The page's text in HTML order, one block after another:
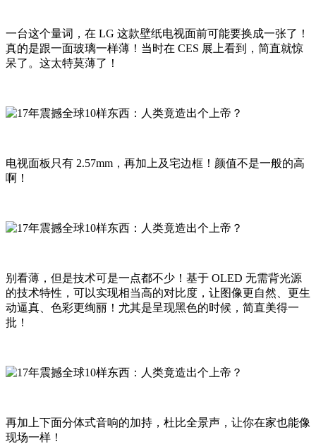
一台这个量词，在 LG 这款壁纸电视面前可能要换成一张了！
真的是跟一面玻璃一样薄！当时在 CES 展上看到，简直就惊
呆了。这太特莫薄了！
电视面板只有 2.57mm，再加上及宅边框！颜值不是一般的高
啊！
别看薄，但是技术可是一点都不少！基于 OLED 无需背光源
的技术特性，可以实现相当高的对比度，让图像更自然、更生
动逼真、色彩更绚丽！尤其是呈现黑色的时候，简直美得一
批！
再加上下面分体式音响的加持，杜比全景声，让你在家也能像
现场一样！